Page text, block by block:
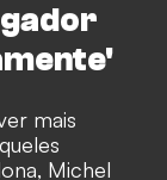
mais
Michel